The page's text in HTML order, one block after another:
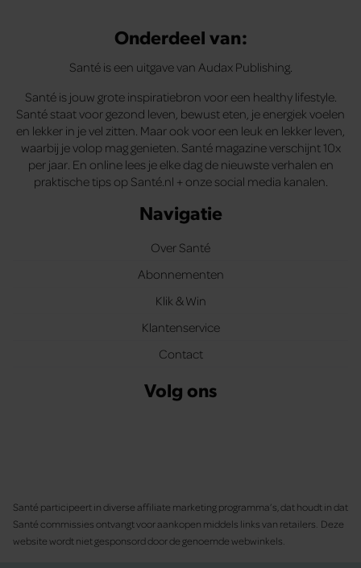
Onderdeel van:
Santé is een uitgave van Audax Publishing.
Santé is jouw grote inspiratiebron voor een healthy lifestyle.
Santé staat voor gezond leven, bewust eten, je energiek voelen
en lekker in je vel zitten. Maar ook voor een leuk en lekker leven,
waarbij je volop mag genieten. Santé magazine verschijnt 10x
per jaar. En online lees je elke dag de nieuwste verhalen en
praktische tips op Santé.nl + onze social media kanalen.
Navigatie
Over Santé
Abonnementen
Klik & Win
Klantenservice
Contact
Volg ons
Santé participeert in diverse affiliate marketing programma’s, dat houdt in dat
Santé commissies ontvangt voor aankopen middels links van retailers. Deze
website wordt niet gesponsord door de genoemde webwinkels.